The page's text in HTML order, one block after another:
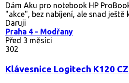
Dám Aku pro notebook HP
"akce", bez nabíjení, ale snad ještě
Daruji
Praha 4 - Modřany
Před 3 měsíci
302
Klávesnice Logitech K120 CZ